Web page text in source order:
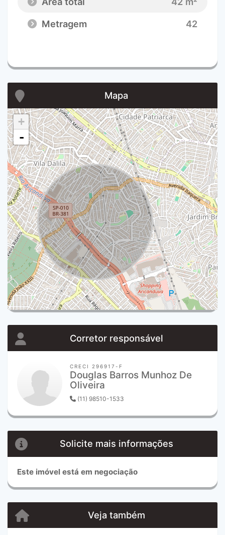
Metragem
42
Mapa
+
-
Corretor responsável
CRECI 296917-F
Douglas Barros Munhoz De
Oliveira
(11) 98510-1533
Solicite mais informações
Este imóvel está em negociação
Veja também